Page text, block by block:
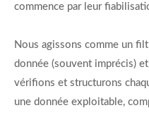
commence par leur
Nous agissons comme un
donnée (souvent imprécis)
vérifions et structurons
une donnée exploitable,